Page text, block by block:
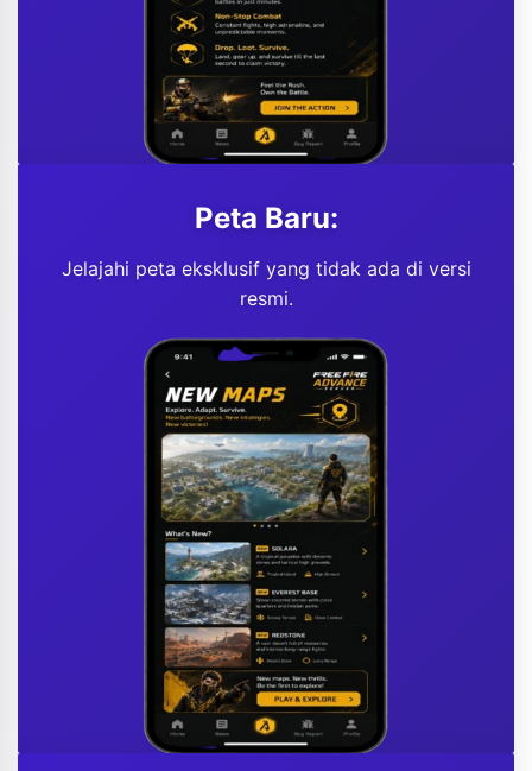
Peta Baru:
Jelajahi peta eksklusif yang tidak ada di versi
resmi.